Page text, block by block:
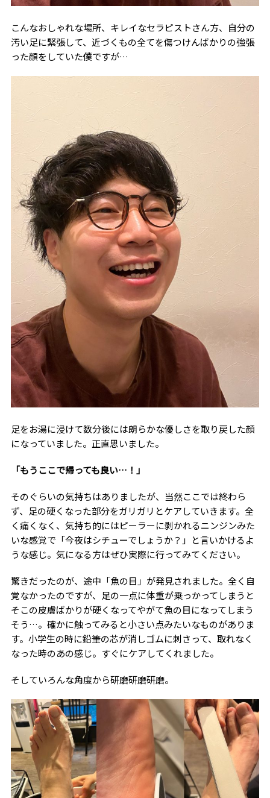
こんなおしゃれな場所、キレイなセラピストさん方、自分の
汚い足に緊張して、近づくもの全てを傷つけんばかりの強張
った顔をしていた僕ですが…
足をお湯に浸けて数分後には朗らかな優しさを取り戻した顔
になっていました。正直思いました。
「もうここで帰っても良い…！」
そのぐらいの気持ちはありましたが、当然ここでは終わら
ず、足の硬くなった部分をガリガリとケアしていきます。全
く痛くなく、気持ち的にはピーラーに剥かれるニンジンみた
いな感覚で「今夜はシチューでしょうか？」と言いかけるよ
うな感じ。気になる方はぜひ実際に行ってみてください。
驚きだったのが、途中「魚の目」が発見されました。全く自
覚なかったのですが、足の一点に体重が乗っかってしまうと
そこの皮膚ばかりが硬くなってやがて魚の目になってしまう
そう…。確かに触ってみると小さい点みたいなものがありま
す。小学生の時に鉛筆の芯が消しゴムに刺さって、取れなく
なった時のあの感じ。すぐにケアしてくれました。
そしていろんな角度から研磨研磨研磨。